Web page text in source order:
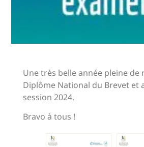
Inscriptions
Une très belle année pleine de
Diplôme National du Brevet et
session 2024.
Bravo à tous !